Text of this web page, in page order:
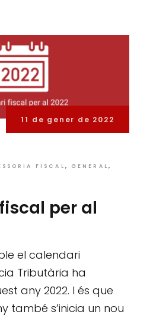
11 de gener de 2022
FISCAL GENERAL
per al
el calendari
Tributària ha
any 2022. I és que
també s’inicia un nou